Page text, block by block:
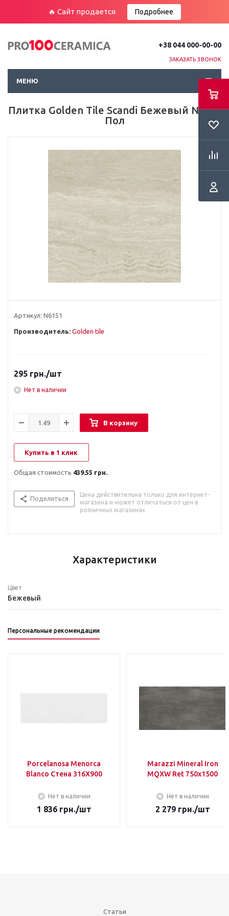
🔥 Сайт продается Подробнее
+38 044 000-00-00
ЗАКАЗАТЬ ЗВОНОК
МЕНЮ
Плитка Golden Tile Scandi Бежевый N6151
Пол
Артикул: N6151
Производитель: Golden tile
295 грн./шт
Нет в наличии
В корзину
Купить в 1 клик
Общая стоимость 439.55 грн.
Поделиться
Цена действительна только для интернет-
магазина и может отличаться от цен в
розничных магазинах
Характеристики
Цвет
Бежевый
Персональные рекомендации
Porcelanosa Menorca
Blanco Стена 316Х900
Нет в наличии
1 836грн./шт
Marazzi Mineral Iron
MQXW Ret 750х1500
Нет в наличии
2 279грн./шт
Статьи